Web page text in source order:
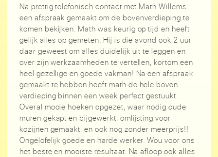
Na prettig telefonisch contact met Math Willems
een afspraak gemaakt om de bovenverdieping te
komen bekijken. Math was keurig op tijd en heeft
gelijk alles op gemeten. Hij is die avond ook 2 uur
daar geweest om alles duidelijk uit te leggen en
over zijn werkzaamheden te vertellen, kortom een
heel gezellige en goede vakman! Na een afspraak
gemaakt te hebben heeft math de hele boven
verdieping binnen een week perfect gestuukt.
Overal mooie hoeken opgezet, waar nodig oude
muren gekapt en bijgewerkt, omlijsting voor
kozijnen gemaakt, en ook nog zonder meerprijs!!
Ongelofelijk goede en harde werker. Wou voor ons
het beste en mooiste resultaat. Na afloop ook alles